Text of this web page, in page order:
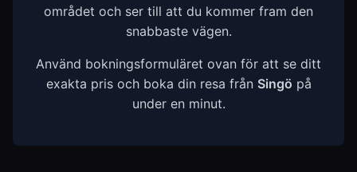
området och ser till att du kommer fram den
snabbaste vägen.
Använd bokningsformuläret ovan för att se ditt
exakta pris och boka din resa från Singö på
under en minut.